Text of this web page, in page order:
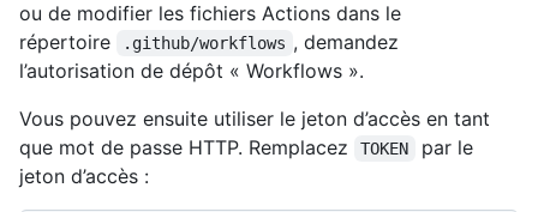
ou de modifier les fichiers Actions dans le
répertoire
.github/workflows , demandez
l’autorisation de dépôt « Workflows ».
Vous pouvez ensuite utiliser le jeton d’accès en tant
que mot de passe HTTP. Remplacez
TOKEN
par le
jeton d’accès :